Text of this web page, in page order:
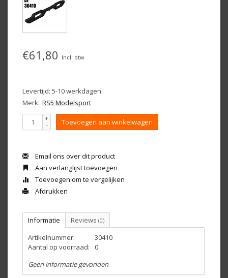
€61,80 Incl. btw
Levertijd: 5-10 werkdagen
Merk: RS5 Modelsport
+
- Toevoegen aan winkelwagen
Email ons over dit product
Aan verlanglijst toevoegen
Toevoegen om te vergelijken
Afdrukken
Informatie Reviews (0)
Artikelnummer:
30410
Aantal op voorraad:
0
Geen informatie gevonden